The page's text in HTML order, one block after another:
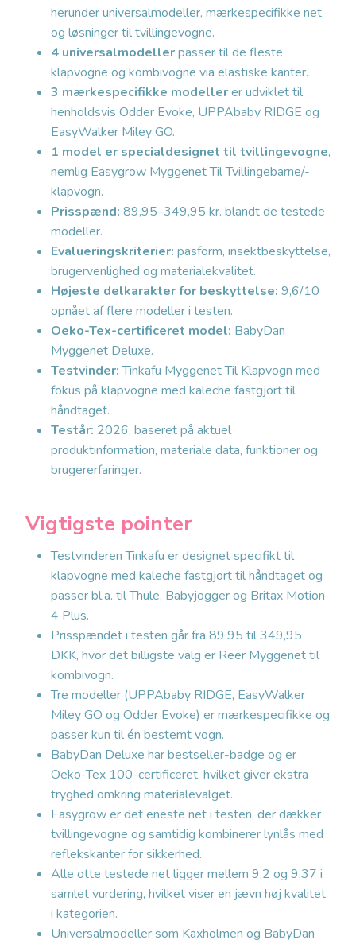
herunder universalmodeller, mærkespecifikke net
og løsninger til tvillingevogne.
4 universalmodellerpasser til de fleste
klapvogne og kombivogne via elastiske kanter.
3 mærkespecifikke modellerer udviklet til
henholdsvis Odder Evoke, UPPAbaby RIDGE og
EasyWalker Miley GO.
1 model er specialdesignet til tvillingevogne,
nemlig Easygrow Myggenet Til Tvillingebarne/-
klapvogn.
Prisspænd: 89,95–349,95 kr. blandt de testede
modeller.
Evalueringskriterier: pasform, insektbeskyttelse,
brugervenlighed og materialekvalitet.
Højeste delkarakter for beskyttelse: 9,6/10
opnået af flere modeller i testen.
Oeko-Tex-certificeret model: BabyDan
Myggenet Deluxe.
Testvinder:Tinkafu Myggenet Til Klapvogn med
fokus på klapvogne med kaleche fastgjort til
håndtaget.
Testår: 2026, baseret på aktuel
produktinformation, materiale data, funktioner og
brugererfaringer.
Vigtigste pointer
Testvinderen Tinkafu er designet specifikt til
klapvogne med kaleche fastgjort til håndtaget og
passer bl.a. til Thule, Babyjogger og Britax Motion
4 Plus.
Prisspændet i testen går fra 89,95 til 349,95
DKK, hvor det billigste valg er Reer Myggenet til
kombivogn.
Tre modeller (UPPAbaby RIDGE, EasyWalker
Miley GO og Odder Evoke) er mærkespecifikke og
passer kun til én bestemt vogn.
BabyDan Deluxe har bestseller-badge og er
Oeko-Tex 100-certificeret, hvilket giver ekstra
tryghed omkring materialevalget.
Easygrow er det eneste net i testen, der dækker
tvillingevogne og samtidig kombinerer lynlås med
reflekskanter for sikkerhed.
Alle otte testede net ligger mellem 9,2 og 9,37 i
samlet vurdering, hvilket viser en jævn høj kvalitet
i kategorien.
Universalmodeller som Kaxholmen og BabyDan